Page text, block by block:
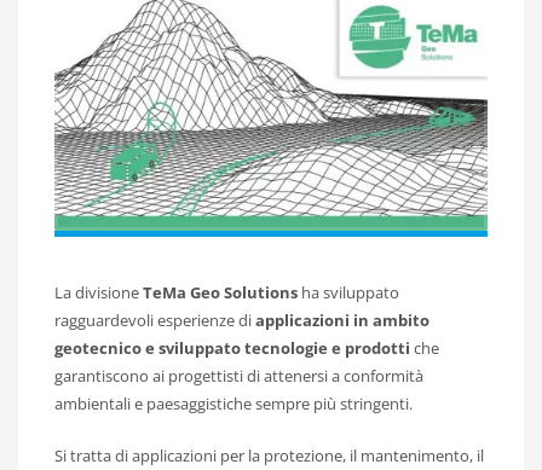
La divisioneTeMa Geo Solutions ha sviluppato
ragguardevoli esperienze diapplicazioni in ambito
geotecnico e sviluppato tecnologie e prodotti che
garantiscono ai progettisti di attenersi a conformità
ambientali e paesaggistiche sempre più stringenti.
Si tratta di applicazioni per la protezione, il mantenimento, il